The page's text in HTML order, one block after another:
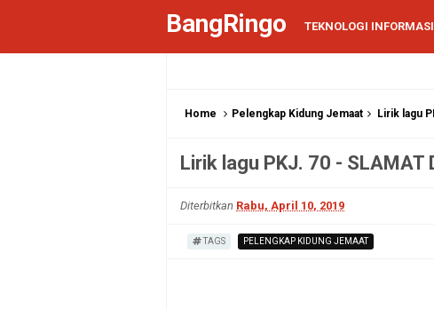
BangRingo TEKNOLOGI INFORMASI
Home Pelengkap Kidung Jemaat Lirik lagu
Lirik lagu PKJ. 70 - SLAMAT
Diterbitkan Rabu, April 10, 2019
TAGS PELENGKAP KIDUNG JEMAAT